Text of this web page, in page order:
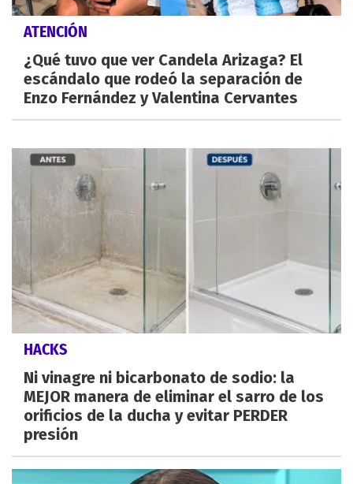
ATENCIÓN
¿Qué tuvo que ver Candela Arizaga? El
escándalo que rodeó la separación de
Enzo Fernández y Valentina Cervantes
HACKS
Ni vinagre ni bicarbonato de sodio: la
MEJOR manera de eliminar el sarro de los
orificios de la ducha y evitar PERDER
presión